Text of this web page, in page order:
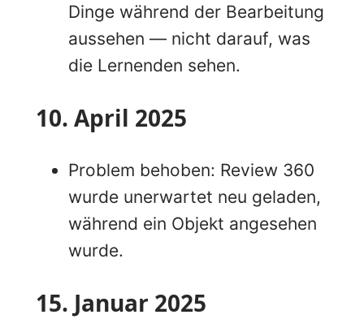
Dinge während der Bearbeitung
aussehen — nicht darauf, was
die Lernenden sehen.
10. April 2025
Problem behoben: Review 360
wurde unerwartet neu geladen,
während ein Objekt angesehen
wurde.
15. Januar 2025